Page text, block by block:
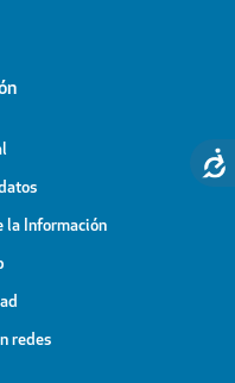
la Información
redes